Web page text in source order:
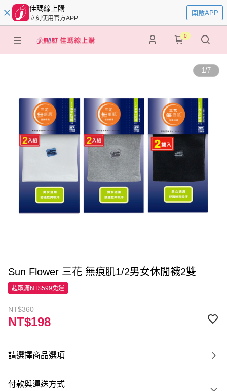
佳瑪線上購
立刻使用官方APP
開啟APP
0
1/7
Sun Flower 三花 無痕肌1/2男女休閒襪2雙
超取滿NT$599免運
NT$360
NT$198
請選擇商品選項
付款與運送方式